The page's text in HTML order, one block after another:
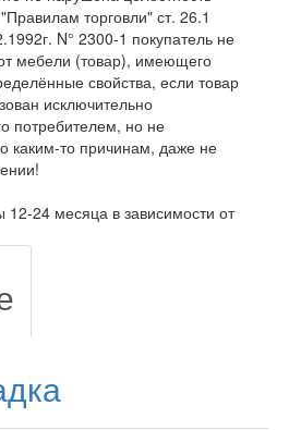
торговли" ст. 26.1
N° 2300-1 покупатель не
мебели (товар), имеющего
свойства, если товар
исключительно
потребителем, но не
каким-то причинам, даже не
12-24 месяца в зависимости от